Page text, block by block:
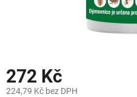
272 Kč
224,79 Kč bez DPH